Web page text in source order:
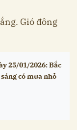
Gió đông
25/01/2026: Bắc
có mưa nhỏ